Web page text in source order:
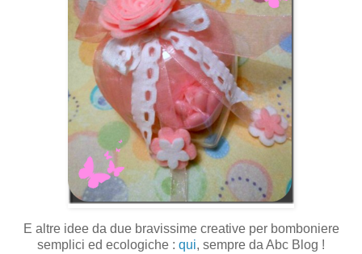
E altre idee da due bravissime creative per bomboniere
semplici ed ecologiche : qui, sempre da Abc Blog !